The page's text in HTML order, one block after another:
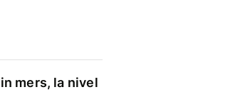
mers, la nivel